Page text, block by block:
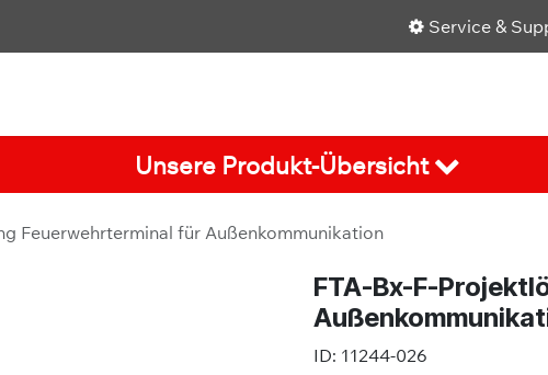
Service &
Unsere Produkt-Übersicht
Feuerwehrterminal für Außenkommunikation
FTA-Bx-F-
ID: 11244-026